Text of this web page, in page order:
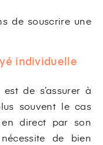
de souscrire une
individuelle
de s’assurer à
souvent le cas
direct par son
de bien